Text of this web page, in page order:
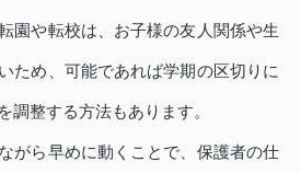
園や転校は、お子様の友人関係や生
ため、可能であれば学期の区切りに
調整する方法もあります。
がら早めに動くことで、保護者の仕